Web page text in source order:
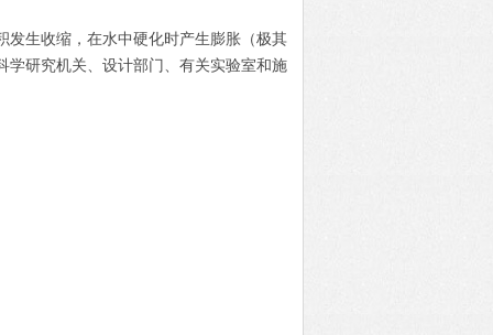
发生收缩，在水中硬化时产生膨胀（极其
学研究机关、设计部门、有关实验室和施